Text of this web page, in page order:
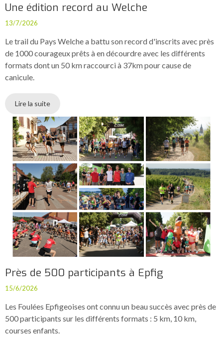
Une édition record au Welche
13/7/2026
Le trail du Pays Welche a battu son record d'inscrits avec près
de 1000 courageux prêts à en décourdre avec les différents
formats dont un 50 km raccourci à 37km pour cause de
canicule.
Lire la suite
Près de 500 participants à Epfig
15/6/2026
Les Foulées Epfigeoises ont connu un beau succès avec près de
500 participants sur les différents formats : 5 km, 10 km,
courses enfants.